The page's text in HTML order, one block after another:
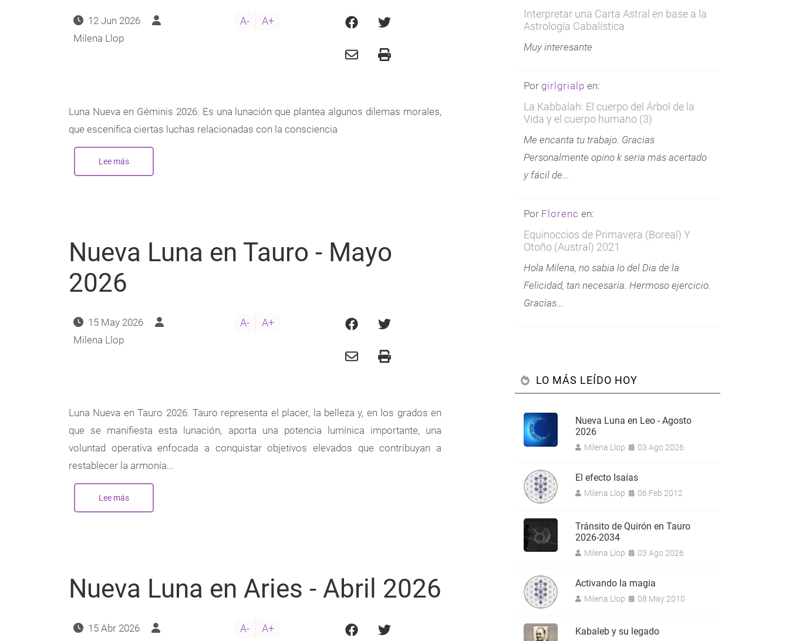
12 Jun 2026
Milena Llop
A- A+
Luna Nueva en Géminis 2026. Es una lunación que plantea algunos dilemas morales,
que escenifica ciertas luchas relacionadas con la consciencia
Lee mássobre
Luna
Nueva Luna en Tauro - Mayo
2026
15 May 2026
Milena Llop
A- A+
Luna Nueva en Tauro 2026. Tauro representa el placer, la belleza y, en los grados en
que se manifiesta esta lunación, aporta una potencia lumínica importante, una
voluntad operativa enfocada a conquistar objetivos elevados que contribuyan a
restablecer la armonía...
Lee mássobre
Luna
Nueva Luna en Aries - Abril 2026
15 Abr 2026
A- A+
Interpretar una Carta Astral en base a la
Astrología Cabalística
Muy interesante
Por girlgrialp en:
La Kabbalah: El cuerpo del Árbol de la
Vida y el cuerpo humano (3)
Me encanta tu trabajo. Gracias
Personalmente opino k sería más acertado
y fácil de...
Por Florenc en:
Equinoccios de Primavera (Boreal) Y
Otoño (Austral) 2021
Hola Milena, no sabia lo del Dia de la
Felicidad, tan necesaria. Hermoso ejercicio.
Gracias...
LO MÁS LEÍDO HOY
Nueva Luna en Leo - Agosto
2026
Milena Llop 03 Ago 2026
El efecto Isaías
Milena Llop 06 Feb 2012
Tránsito de Quirón en Tauro
2026-2034
Milena Llop 03 Ago 2026
Activando la magia
Milena Llop 08 May 2010
Kabaleb y su legado